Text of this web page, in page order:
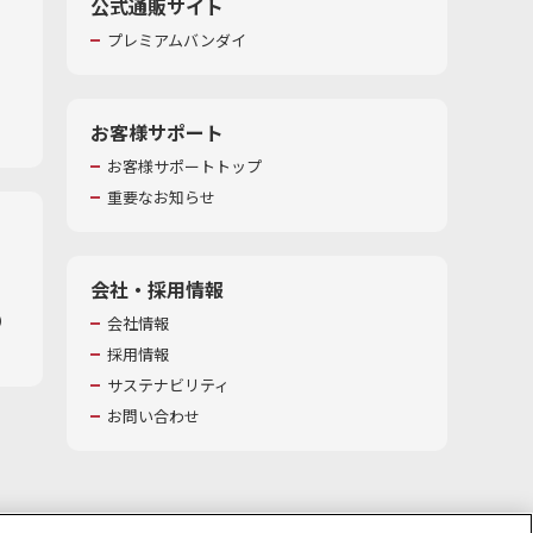
公式通販サイト
プレミアムバンダイ
お客様サポート
お客様サポートトップ
重要なお知らせ
会社・採用情報
会社情報
採用情報
サステナビリティ
お問い合わせ